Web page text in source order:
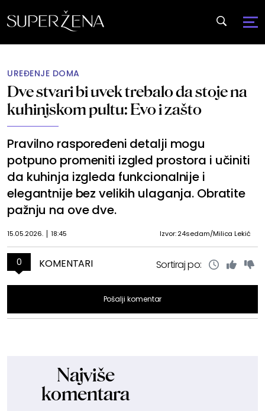
UREĐENJE DOMA
Dve stvari bi uvek trebalo da stoje na
kuhinjskom pultu: Evo i zašto
Pravilno raspoređeni detalji mogu
potpuno promeniti izgled prostora i učiniti
da kuhinja izgleda funkcionalnije i
elegantnije bez velikih ulaganja. Obratite
pažnju na ove dve.
15.05.2026. 18:45 Izvor: 24sedam/Milica Lekić
0 KOMENTARI Sortiraj po:
Pošalji komentar
Najviše
komentara